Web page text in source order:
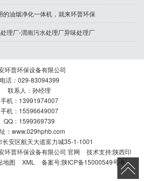
油烟净化一体机，就来环普环保
理厂-渭南污水处理厂异味处理厂
环普环保设备有限公司
电话：029-83094399
联系人：孙经理
手机：13991974007
手机：15596649007
QQ：1599369739
：www.029hphb.com
长安区航天大道富力城35-1-1001
环普环保设备有限公司 官网 技术支持:陕西印
地图 XML 备案号:陕ICP备15000549号-6